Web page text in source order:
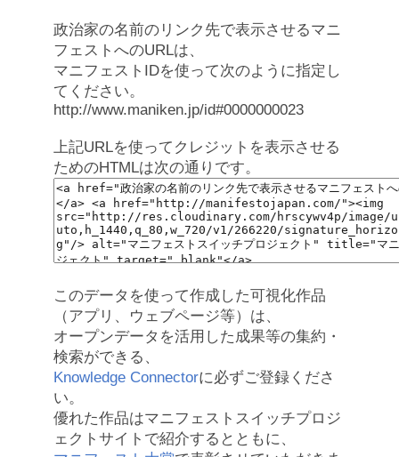
政治家の名前のリンク先で表示させるマニ
フェストへのURLは、
マニフェストIDを使って次のように指定し
てください。
http://www.maniken.jp/id#0000000023
上記URLを使ってクレジットを表示させる
ためのHTMLは次の通りです。
このデータを使って作成した可視化作品
（アプリ、ウェブページ等）は、
オープンデータを活用した成果等の集約・
検索ができる、
Knowledge Connectorに必ずご登録くださ
い。
優れた作品はマニフェストスイッチプロジ
ェクトサイトで紹介するとともに、